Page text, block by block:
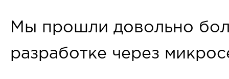
Мы прошли довольно
разработке через